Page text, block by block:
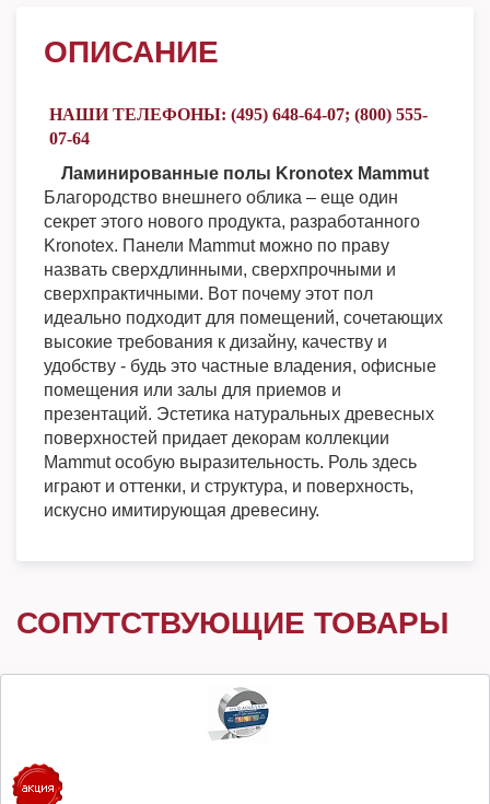
ОПИСАНИЕ
НАШИ ТЕЛЕФОНЫ: (495) 648-64-07; (800) 555-
07-64
Ламинированные полы Kronotex Mammut
Благородство внешнего облика – еще один
секрет этого нового продукта, разработанного
Kronotex. Панели Mammut можно по праву
назвать сверхдлинными, сверхпрочными и
сверхпрактичными. Вот почему этот пол
идеально подходит для помещений, сочетающих
высокие требования к дизайну, качеству и
удобству - будь это частные владения, офисные
помещения или залы для приемов и
презентаций. Эстетика натуральных древесных
поверхностей придает декорам коллекции
Mammut особую выразительность. Роль здесь
играют и оттенки, и структура, и поверхность,
искусно имитирующая древесину.
СОПУТСТВУЮЩИЕ ТОВАРЫ